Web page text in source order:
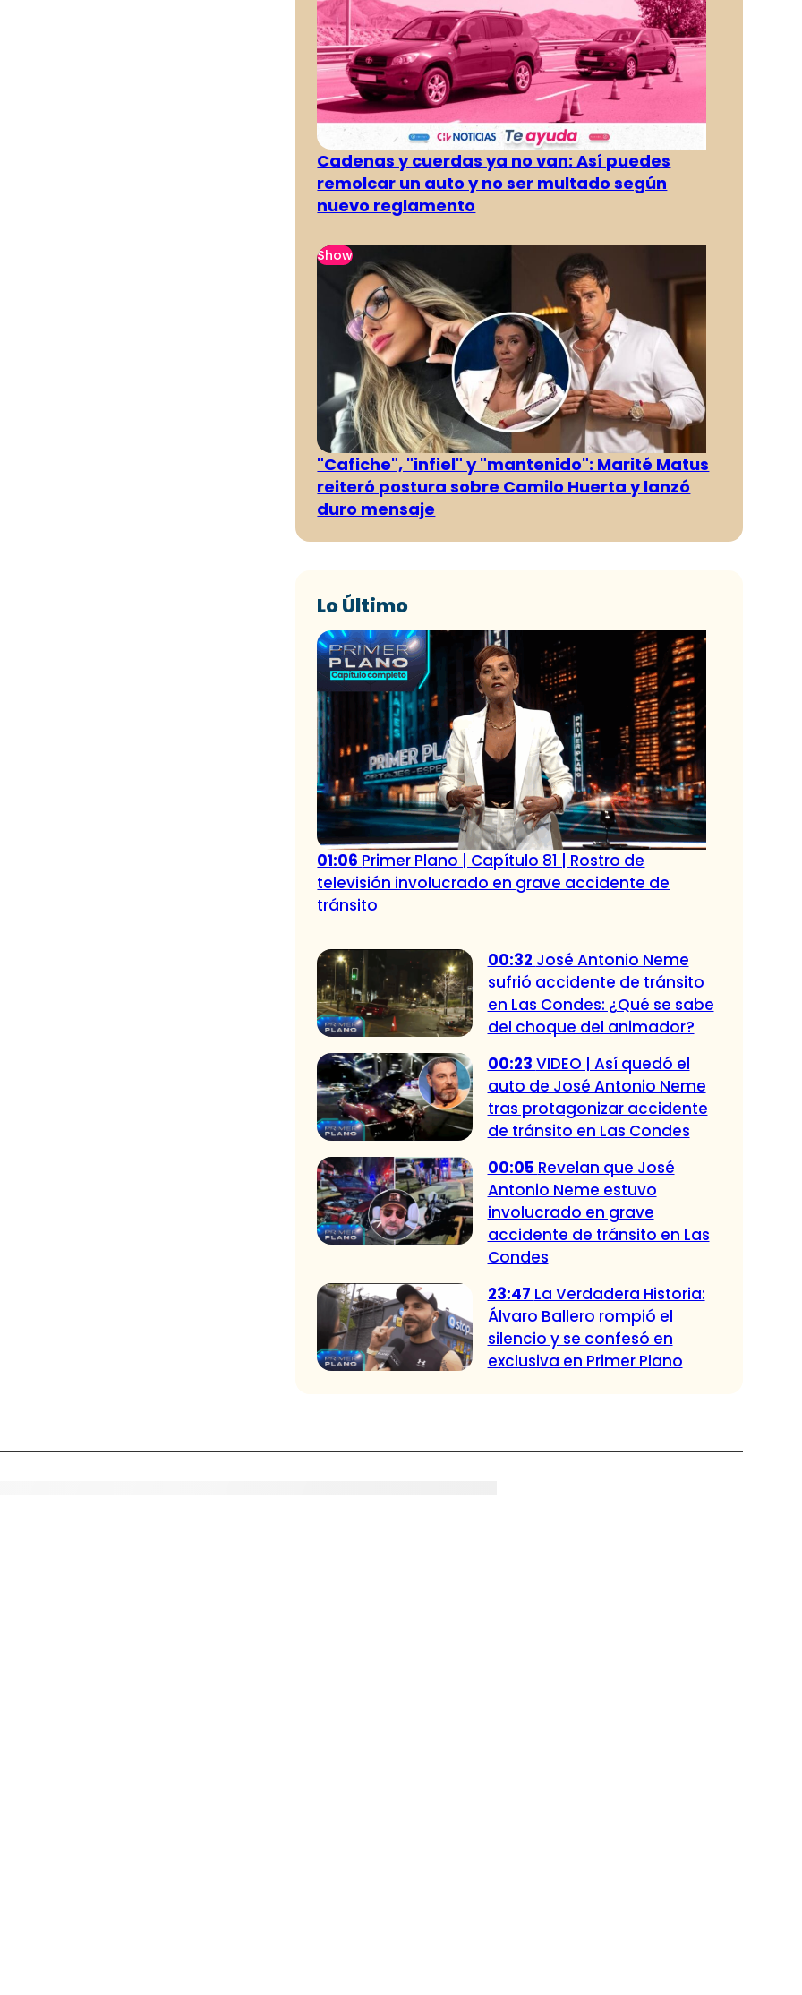
Cadenas y cuerdas ya no van: Así puedes
remolcar un auto y no ser multado según
nuevo reglamento
Show
"Cafiche", "infiel" y "mantenido": Marité Matus
reiteró postura sobre Camilo Huerta y lanzó
duro mensaje
Lo Último
01:06 Primer Plano | Capítulo 81 | Rostro de
televisión involucrado en grave accidente de
tránsito
00:32 José Antonio Neme
sufrió accidente de tránsito
en Las Condes: ¿Qué se sabe
del choque del animador?
00:23 VIDEO | Así quedó el
auto de José Antonio Neme
tras protagonizar accidente
de tránsito en Las Condes
00:05 Revelan que José
Antonio Neme estuvo
involucrado en grave
accidente de tránsito en Las
Condes
23:47 La Verdadera Historia:
Álvaro Ballero rompió el
silencio y se confesó en
exclusiva en Primer Plano